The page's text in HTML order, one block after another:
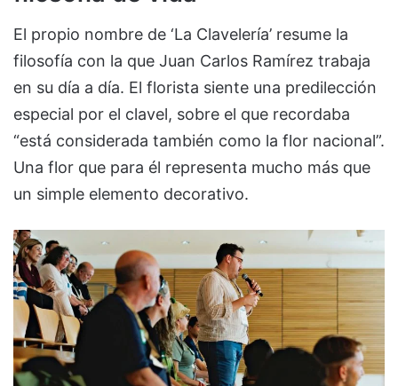
El propio nombre de ‘La Clavelería’ resume la
filosofía con la que Juan Carlos Ramírez trabaja
en su día a día. El florista siente una predilección
especial por el clavel, sobre el que recordaba
“está considerada también como la flor nacional”.
Una flor que para él representa mucho más que
un simple elemento decorativo.